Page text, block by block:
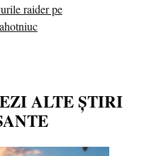
raider pe
ALTE ȘTIRI